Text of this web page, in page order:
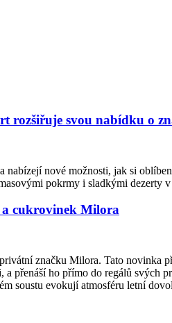
rozšiřuje svou nabídku o
nové možnosti, jak si
pokrmy i sladkými dezerty
cukrovinek Milora
značku Milora. Tato
přenáší ho přímo do regálů svých
soustu evokují atmosféru letní